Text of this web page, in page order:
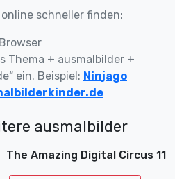
schneller finden:
Thema + ausmalbilder +
ein. Beispiel: Ninjago
ausmalbilder
The Amazing Digital Circus 11